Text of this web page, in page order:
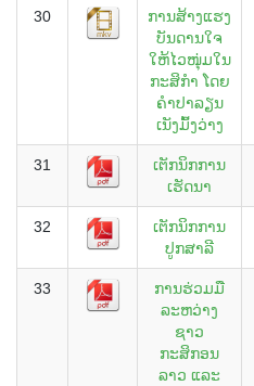
30
ການສ້າງແຮງ
ບັນດານໃຈ
ໃຫ້ໄວໜຸ່ມໃນ
ກະສິກຳ ໂດຍ
ຄຳປາລຽນ
ເນັງມົ້ງວ່າງ
31
ເຕັກນິກການ
ເຮັດນາ
32
ເຕັກນິກການ
ປູກສາລີ
33
ການຮ່ວມມື
ລະຫວ່າງ
ຊາວ
ກະສິກອນ
ລາວ ແລະ